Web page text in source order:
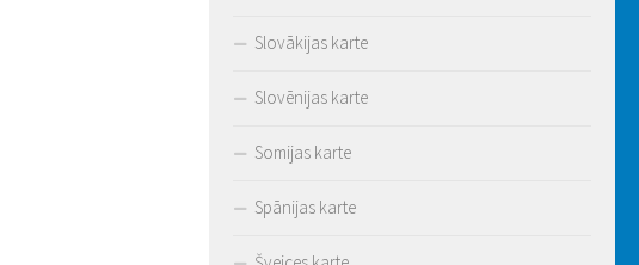
Slovākijas karte
Slovēnijas karte
Somijas karte
Spānijas karte